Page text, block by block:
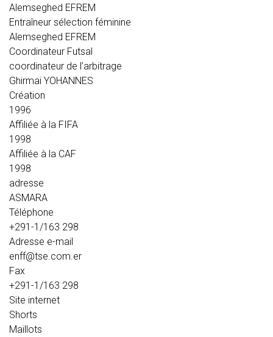
Alemseghed EFREM
Entraîneur sélection féminine
Alemseghed EFREM
Coordinateur Futsal
coordinateur de l’arbitrage
Ghirmai YOHANNES
Création
1996
Affiliée à la FIFA
1998
Affiliée à la CAF
1998
adresse
ASMARA
Téléphone
+291-1/163 298
Adresse e-mail
enff@tse.com.er
Fax
+291-1/163 298
Site internet
Shorts
Maillots